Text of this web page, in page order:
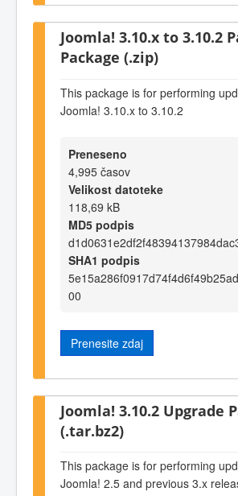
Joomla! 3.10.x to 3.10.2
Package (.zip)
This package is for performing
Joomla! 3.10.x to 3.10.2
Preneseno
4,995 časov
Velikost datoteke
118,69 kB
MD5 podpis
SHA1 podpis
00
Prenesite zdaj
Joomla! 3.10.2 Upgrade
(.tar.bz2)
This package is for performing
Joomla! 2.5 and previous 3.x